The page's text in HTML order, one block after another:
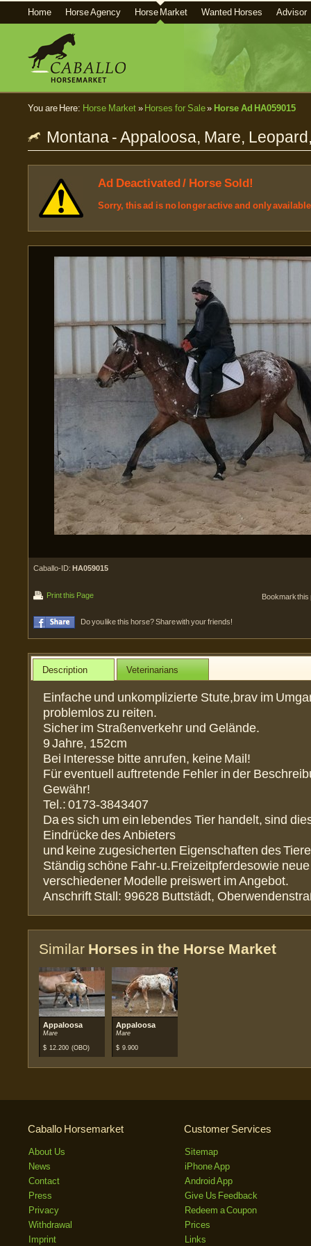
Home Horse Agency Horse Market Wanted Horses Advisor
You are Here: Horse Market» Horses for Sale» Horse Ad HA059015
Montana - Appaloosa, Mare,
Ad Deactivated / Horse Sold!
Sorry, this ad is no longer active and only
Caballo-ID: HA059015
Print this Page Bookmark
Do you like this horse? Share with your friends!
Description Veterinarians
Einfache und unkomplizierte Stute,brav im
problemlos zu reiten.
Sicher im Straßenverkehr und Gelände.
9 Jahre, 152cm
Bei Interesse bitte anrufen, keine Mail!
Für eventuell auftretende Fehler in der
Gewähr!
Tel.: 0173-3843407
Da es sich um ein lebendes Tier handelt, sind
Eindrücke des Anbieters
und keine zugesicherten Eigenschaften des
Ständig schöne Fahr-u.Freizeitpferdesowie
verschiedener Modelle preiswert im Angebot.
Anschrift Stall: 99628 Buttstädt,
Similar Horses in the Horse Market
Appaloosa
Mare
$ 12.200 (OBO)
Appaloosa
Mare
$ 9.900
Caballo Horsemarket
About Us
News
Contact
Press
Privacy
Withdrawal
Imprint
Customer Services
Sitemap
iPhone App
Android App
Give Us Feedback
Redeem a Coupon
Prices
Links